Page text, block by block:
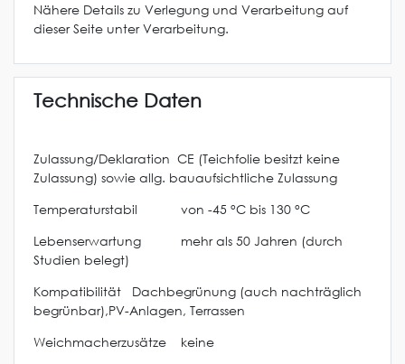
Nähere Details zu Verlegung und Verarbeitung auf
dieser Seite unter Verarbeitung.
Technische Daten
Zulassung/Deklaration CE (Teichfolie besitzt keine
Zulassung) sowie allg. bauaufsichtliche Zulassung
Temperaturstabil von -45 °C bis 130 °C
Lebenserwartung mehr als 50 Jahren (durch
Studien belegt)
Kompatibilität Dachbegrünung (auch nachträglich
begrünbar),PV-Anlagen, Terrassen
Weichmacherzusätze keine